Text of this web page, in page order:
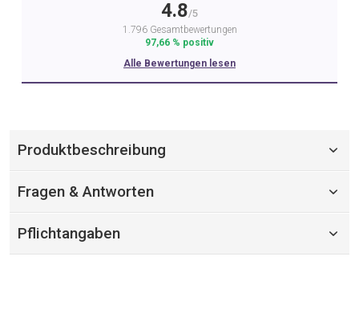
4.8/5
1.796 Gesamtbewertungen
97,66 % positiv
Alle Bewertungen lesen
Produktbeschreibung
Fragen & Antworten
Pflichtangaben